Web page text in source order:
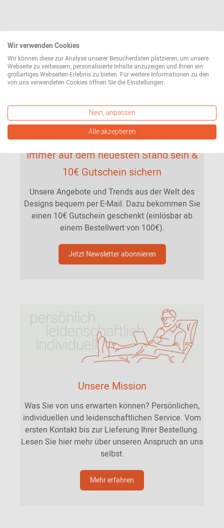
Immer auf dem neuesten Stand sein &
10€ Gutschein sichern
Unsere Angebote und Trends aus der Welt des
Designs bequem per E-Mail. Dazu bekommen Sie
einen 10€ Gutschein geschenkt (einlösbar ab
einem Bestellwert von 100€).
Jetzt Newsletter abonnieren
Unsere Mission
Was Sie von uns erwarten können? Persönlichen,
individuellen und leidenschaftlichen Service. Vom
ersten Kontakt bis zur Lieferung Ihrer Bestellung.
Lesen Sie hier mehr über unseren Anspruch an uns
selbst.
Mehr erfahren
Wir verwenden Cookies
Wir können diese zur Analyse unserer Besucherdaten platzieren, um unsere
Webseite zu verbessern, personalisierte Inhalte anzuzeigen und Ihnen ein
großartiges Webseiten-Erlebnis zu bieten. Für weitere Informationen zu den
von uns verwendeten Cookies öffnen Sie die Einstellungen.
Nein, anpassen
Alle akzeptieren